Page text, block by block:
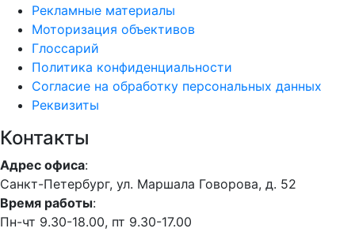
Рекламные материалы
Моторизация объективов
Глоссарий
Политика конфиденциальности
Согласие на обработку персональных данных
Реквизиты
Контакты
Адрес офиса:
Санкт-Петербург, ул. Маршала Говорова, д. 52
Время работы:
Пн-чт 9.30-18.00, пт 9.30-17.00